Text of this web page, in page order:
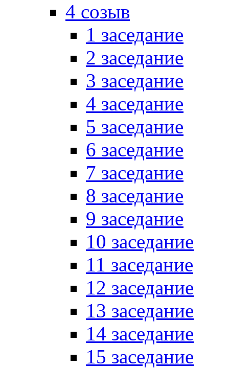
4 созыв
1 заседание
2 заседание
3 заседание
4 заседание
5 заседание
6 заседание
7 заседание
8 заседание
9 заседание
10 заседание
11 заседание
12 заседание
13 заседание
14 заседание
15 заседание